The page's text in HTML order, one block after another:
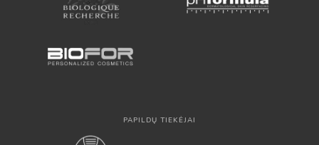
PAPILDŲ TIEKĖJAI